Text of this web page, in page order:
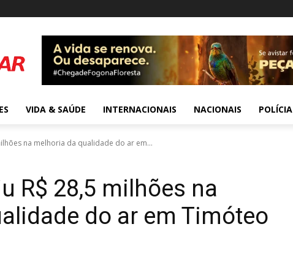
VIDA & SAÚDE INTERNACIONAIS NACIONAIS POLÍCIA
na melhoria da qualidade do ar em...
R$ 28,5 milhões na
do ar em Timóteo